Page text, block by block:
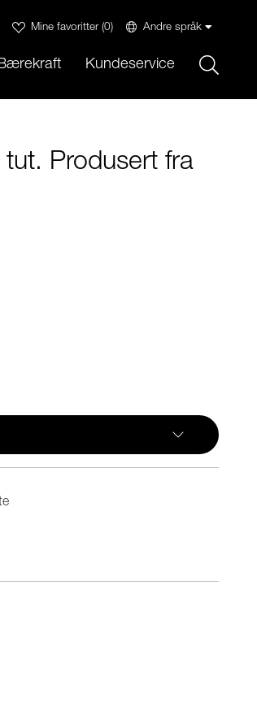
Mine favoritter(0) Andre språk
Kundeservice
Produsert fra